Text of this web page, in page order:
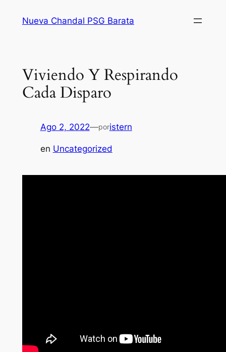
Nueva Chandal PSG Barata
Viviendo Y Respirando
Cada Disparo
Ago 2, 2022—poristern
en Uncategorized